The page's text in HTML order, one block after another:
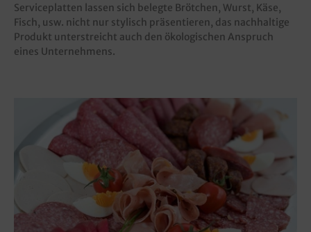
Serviceplatten lassen sich belegte Brötchen, Wurst, Käse,
Fisch, usw. nicht nur stylisch präsentieren, das nachhaltige
Produkt unterstreicht auch den ökologischen Anspruch
eines Unternehmens.